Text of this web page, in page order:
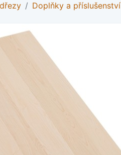
Doplňky a příslušenství